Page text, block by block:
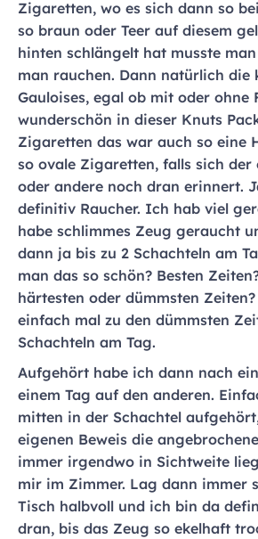
Zigaretten, wo es sich dann so
so braun oder Teer auf diesem
hinten schlängelt hat musste
man rauchen. Dann natürlich die
Gauloises, egal ob mit oder ohne
wunderschön in dieser Knuts
Zigaretten das war auch so eine
so ovale Zigaretten, falls sich der
oder andere noch dran erinnert.
definitiv Raucher. Ich hab viel
habe schlimmes Zeug geraucht
dann ja bis zu 2 Schachteln am
man das so schön? Besten
härtesten oder dümmsten
einfach mal zu den dümmsten
Schachteln am Tag.
Aufgehört habe ich dann nach
einem Tag auf den anderen.
mitten in der Schachtel
eigenen Beweis die
immer irgendwo in Sichtweite
mir im Zimmer. Lag dann immer
Tisch halbvoll und ich bin da
dran, bis das Zeug so ekelhaft